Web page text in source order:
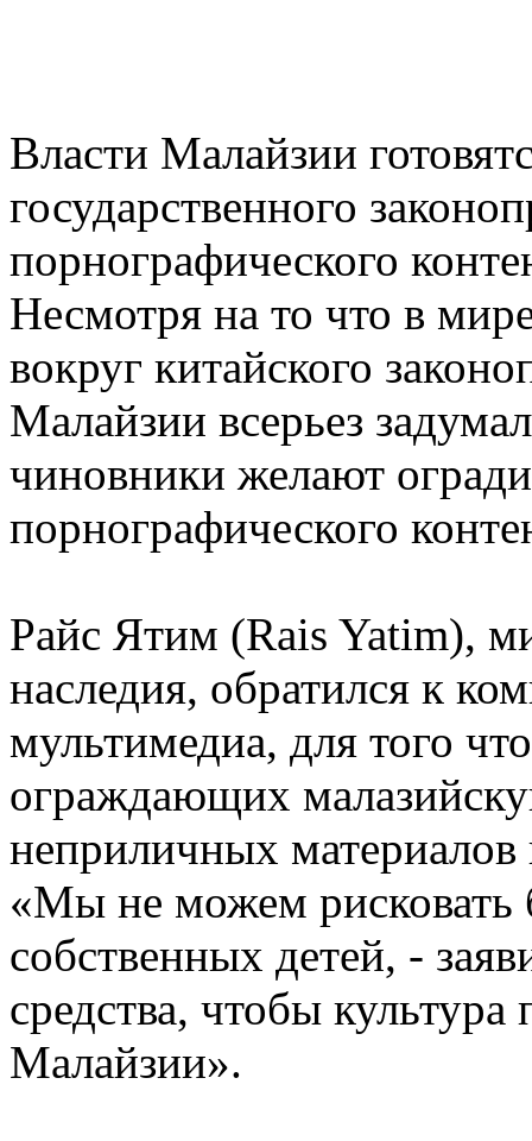
Власти Малайзии
государственного
порнографического
Несмотря на то что в
вокруг китайского
Малайзии всерьез
чиновники желают
порнографического
Райс Ятим (Rais Yatim),
наследия, обратился к
мультимедиа, для того
ограждающих
неприличных материалов
«Мы не можем рисковать
собственных детей, -
средства, чтобы
Малайзии».